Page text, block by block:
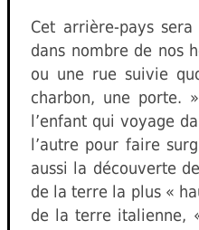
Cet arrière-pays
dans nombre de nos
ou une rue suivie
charbon, une porte.
l’enfant qui voyage
l’autre pour faire
aussi la découverte
de la terre la plus «
de la terre italienne,